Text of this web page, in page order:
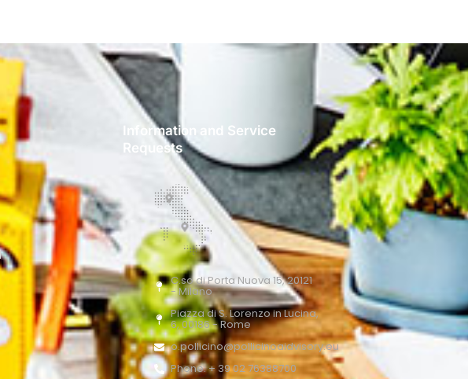
Information and Service
Requests
C.so di Porta Nuova 15, 20121
- Milano
Piazza di S. Lorenzo in Lucina,
6, 00186 - Rome
o.pollicino@pollicinoaidvisory.eu
Phone: + 39 02 76388700